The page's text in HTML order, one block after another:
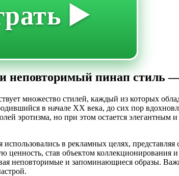
▶️
пинап стиль —
множество стилей, каждый из которых
в начале XX века, до сих пор
эротизма, но при этом остается
использовались в рекламных целях,
ценность, став объектом
неповторимые и запоминающиеся образы.